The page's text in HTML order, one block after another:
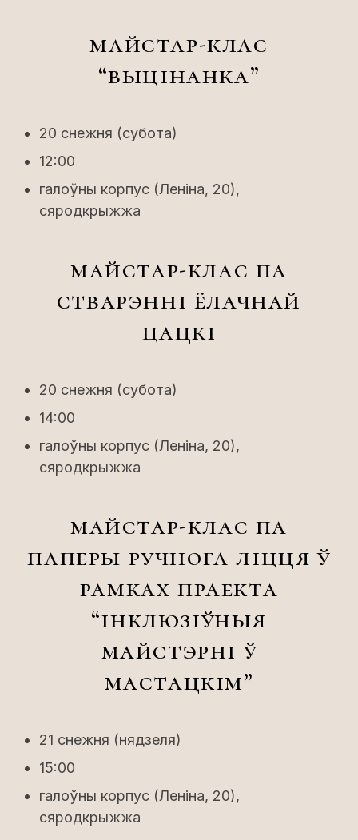
майстар-клас
“выцінанка”
20 снежня (субота)
12:00
галоўны корпус (Леніна, 20),
сяродкрыжжа
майстар-клас па
стварэнні ёлачнай
цацкі
20 снежня (субота)
14:00
галоўны корпус (Леніна, 20),
сяродкрыжжа
майстар-клас па
паперы ручнога ліцця ў
рамках праекта
“інклюзіўныя
майстэрні ў
мастацкім”
21 снежня (нядзеля)
15:00
галоўны корпус (Леніна, 20),
сяродкрыжжа